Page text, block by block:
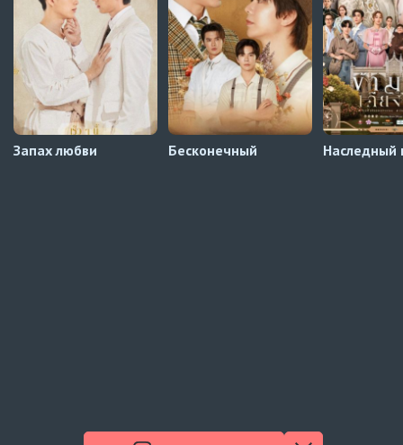
Давай немного подождём, Харутора-кун1 серия
Превью
Запах любви Бесконечный Наследный